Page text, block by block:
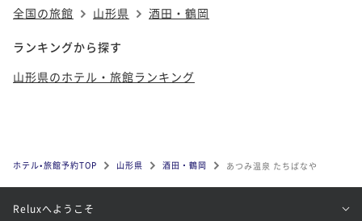
全国の旅館
山形県 酒田・鶴岡
ランキングから探す
山形県のホテル・旅館ランキング
ホテル•旅館予約TOP 山形県 酒田・鶴岡 あつみ温泉 たちばなや
Reluxへようこそ